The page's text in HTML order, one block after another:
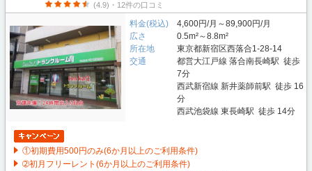
(4.9)・12件の口コミ
料金(税込)
4,600円/月～89,900円/月
広さ
0.5m²～8.8m²
所在地
東京都新宿区西落合1-28-14
交通
都営大江戸線 落合南長崎駅 徒歩
7分
西武新宿線 新井薬師前駅 徒歩 16
分
西武池袋線 東長崎駅 徒歩 14分
①初期費用500円のみ(6か月以上のご利用条件)
➁初月フリーレント(6か月以上のご利用条件)